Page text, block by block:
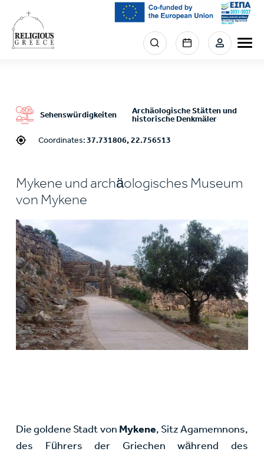
main
content
Menu
section
Sehenswürdigkeiten
Archäologische Stätten und
historische Denkmäler
Coordinates:37.731806, 22.756513
Mykene und archäologisches Museum
von Mykene
Die goldene Stadt von Mykene, Sitz Agamemnons,
des Führers der Griechen während des